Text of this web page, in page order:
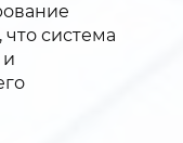
что система
и